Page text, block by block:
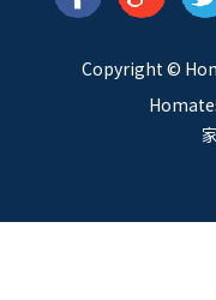
Copyright ©